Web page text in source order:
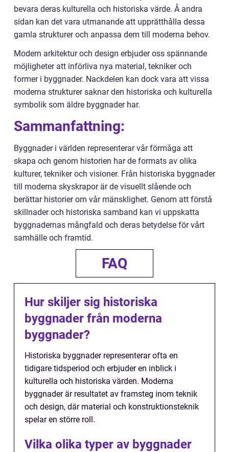
bevara deras kulturella och historiska värde. Å andra
sidan kan det vara utmanande att upprätthålla dessa
gamla strukturer och anpassa dem till moderna behov.
Modern arkitektur och design erbjuder oss spännande
möjligheter att införliva nya material, tekniker och
former i byggnader. Nackdelen kan dock vara att vissa
moderna strukturer saknar den historiska och kulturella
symbolik som äldre byggnader har.
Sammanfattning:
Byggnader i världen representerar vår förmåga att
skapa och genom historien har de formats av olika
kulturer, tekniker och visioner. Från historiska byggnader
till moderna skyskrapor är de visuellt slående och
berättar historier om vår mänsklighet. Genom att förstå
skillnader och historiska samband kan vi uppskatta
byggnadernas mångfald och deras betydelse för vårt
samhälle och framtid.
FAQ
Hur skiljer sig historiska
byggnader från moderna
byggnader?
Historiska byggnader representerar ofta en
tidigare tidsperiod och erbjuder en inblick i
kulturella och historiska värden. Moderna
byggnader är resultatet av framsteg inom teknik
och design, där material och konstruktionsteknik
spelar en större roll.
Vilka olika typer av byggnader